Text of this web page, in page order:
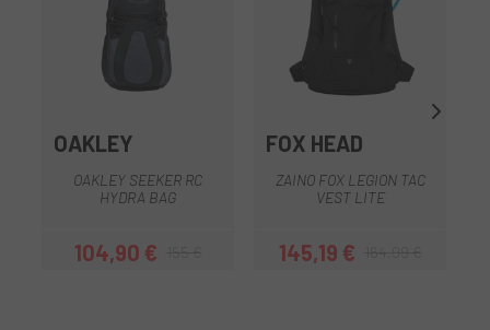
OAKLEY
OAKLEY SEEKER RC
HYDRA BAG
Prezzo
104,90 €Prezzo base
FOX HEAD
ZAINO FOX LEGION TAC
VEST LITE
Prezzo
145,19 €Prezzo base